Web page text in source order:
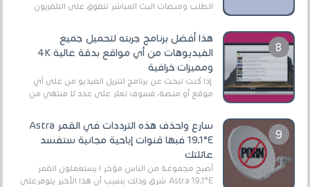
الطلب ومنصات البث المباشر تتفوق على التلفزيون
هذا أفضل برنامج جربته لتحميل جميع
الفيديوهات من أي مواقع بدقة عالية 4K
ومميزات خرافية
إذا كنت تبحث عن برنامج لتنزيل الفيديو من على أي
موقع أو منصة، فسوف تعثر على عدد لا منتهي من
سارع واحذف هذه الترددات في القمر Astra
19.1°E فبها قنوات إباحية مجانية ستفسد
عائلتك
أصبح مجموعة من الناس مؤخر ا يستعملون القمر
Astra 19.1°E شرق وذلك بسبب أن هذا الأخير يتوفرعلى